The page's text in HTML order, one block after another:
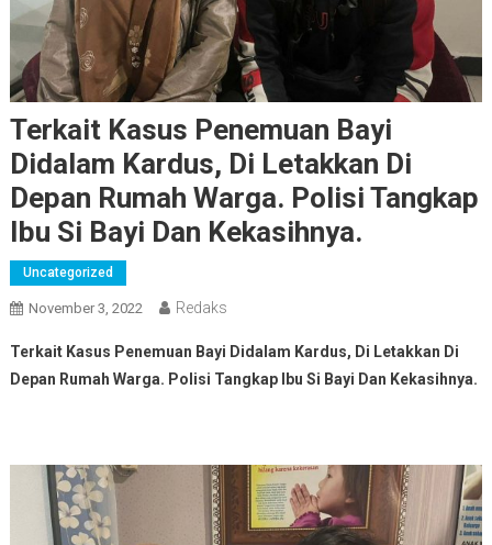
Terkait Kasus Penemuan Bayi
Didalam Kardus, Di Letakkan Di
Depan Rumah Warga. Polisi Tangkap
Ibu Si Bayi Dan Kekasihnya.
Uncategorized
November 3, 2022 Redaks
Terkait Kasus Penemuan Bayi Didalam Kardus, Di Letakkan Di
Depan Rumah Warga. Polisi Tangkap Ibu Si Bayi Dan Kekasihnya.